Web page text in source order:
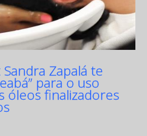
Zapalá te
para o uso
óleos finalizadores